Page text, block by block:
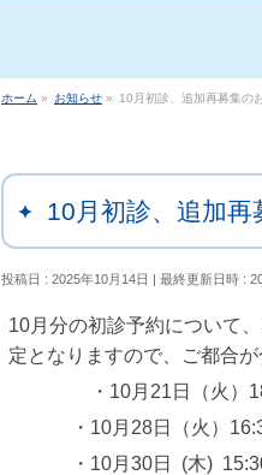
ホーム » お知らせ » 10月初診、追加再募集の
10月初診、追加
投稿日 : 2025年10月14日 最終更新日時 :
10月分の初診予約について
定となりますので、ご都合
・10月21日（火）
・10月28日（火）
・10月30日 (木) 15:30